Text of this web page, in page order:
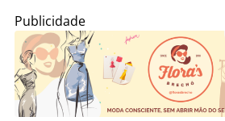
Publicidade